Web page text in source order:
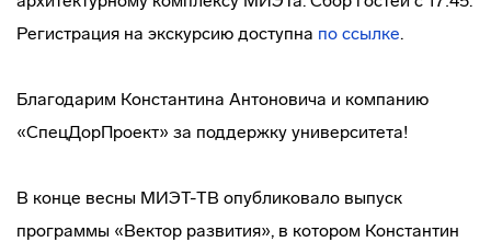
Регистрация на экскурсию доступна по ссылке.
Благодарим Константина Антоновича и компанию
«СпецДорПроект» за поддержку университета!
В конце весны МИЭТ-ТВ опубликовало выпуск
программы «Вектор развития», в котором Константин